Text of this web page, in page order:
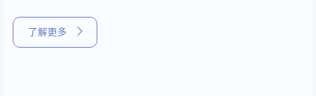
了解更多